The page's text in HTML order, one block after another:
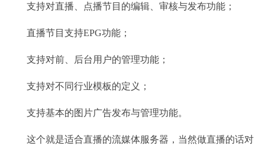
支持对直播、点播节目的编辑、审核与发布功能；
直播节目支持EPG功能；
支持对前、后台用户的管理功能；
支持对不同行业模板的定义；
支持基本的图片广告发布与管理功能。
这个就是适合直播的流媒体服务器，当然做直播的话对